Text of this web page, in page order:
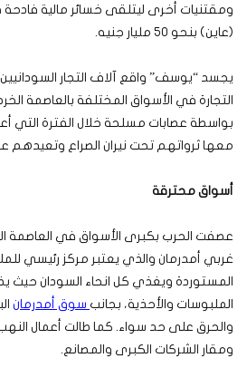
ومقتنيات أخرى ليتلقى خسائر مالية
(عاين) بنحو 50 مليار جنيه.
يجسد “يوسف” واقع آلاف التجار
التجارة في الأسواق المختلفة بالعاصمة
بواسطة عصابات مسلحة خلال الفترة التي
معها ثرواتهم تحت نيران الصراع وتعيدهم
أسواق محترقة
عصفت الحرب بكبرى الأسواق في العاصمة
غربي أمدرمان والذي يعتبر مركز رئيسي
المستوردة ويغذي كل انحاء السودان حيث
الملبوسات والأحذية، بجانب سوق أمدرمان
والحرق على حد سواء. كما طالت أعمال النهب
ومقار الشركات الكبرى والمصانع.